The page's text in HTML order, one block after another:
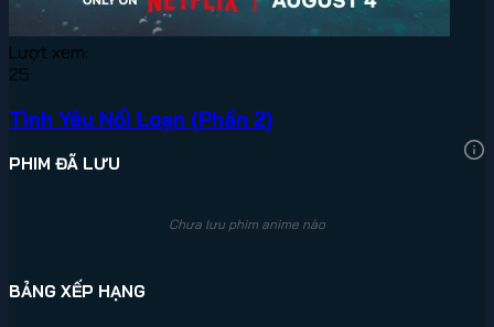
Lượt xem:
25
Tình Yêu Nổi Loạn (Phần 2)
PHIM ĐÃ LƯU
Chưa lưu phim anime nào
BẢNG XẾP HẠNG